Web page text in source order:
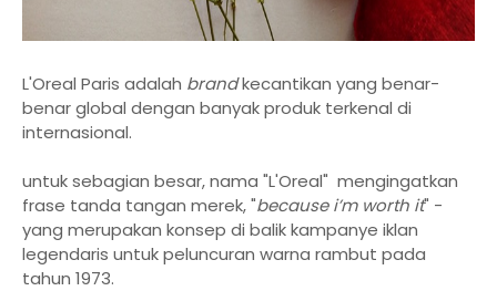
L'Oreal Paris adalah brandkecantikan yang benar-
benar global dengan banyak produk terkenal di
internasional.
untuk sebagian besar, nama "L'Oreal" mengingatkan
frase tanda tangan merek, "because i’m worth it" -
yang merupakan konsep di balik kampanye iklan
legendaris untuk peluncuran warna rambut pada
tahun 1973.